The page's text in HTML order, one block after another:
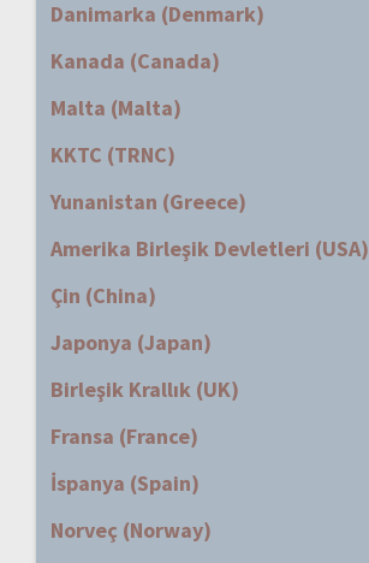
Danimarka (Denmark)
Kanada (Canada)
Malta (Malta)
KKTC (TRNC)
Yunanistan (Greece)
Amerika Birleşik Devletleri (USA)
Çin (China)
Japonya (Japan)
Birleşik Krallık (UK)
Fransa (France)
İspanya (Spain)
Norveç (Norway)